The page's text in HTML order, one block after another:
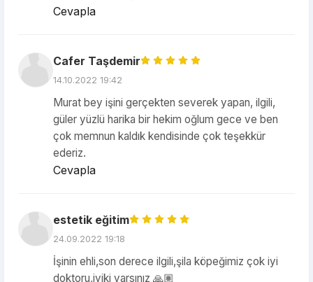
Cevapla
Cafer Taşdemir
14.10.2022 19:42
Murat bey işini gerçekten severek yapan, ilgili,
güler yüzlü harika bir hekim oğlum gece ve ben
çok memnun kaldık kendisinde çok teşekkür
ederiz.
Cevapla
estetik eğitim
24.09.2022 19:18
İşinin ehli,son derece ilgili,şila köpeğimiz çok iyi
doktoru,iyiki varsınız 🙏🏽